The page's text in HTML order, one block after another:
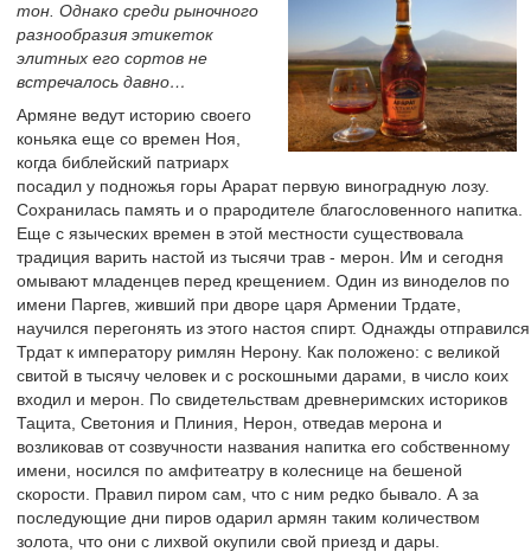
тон. Однако среди рыночного
разнообразия этикеток
элитных его сортов не
встречалось давно…
Армяне ведут историю своего
коньяка еще со времен Ноя,
когда библейский патриарх
посадил у подножья горы Арарат первую виноградную лозу.
Сохранилась память и о прародителе благословенного напитка.
Еще с языческих времен в этой местности существовала
традиция варить настой из тысячи трав - мерон. Им и сегодня
омывают младенцев перед крещением. Один из виноделов по
имени Паргев, живший при дворе царя Армении Трдате,
научился перегонять из этого настоя спирт. Однажды отправился
Трдат к императору римлян Нерону. Как положено: с великой
свитой в тысячу человек и с роскошными дарами, в число коих
входил и мерон. По свидетельствам древнеримских историков
Тацита, Светония и Плиния, Нерон, отведав мерона и
возликовав от созвучности названия напитка его собственному
имени, носился по амфитеатру в колеснице на бешеной
скорости. Правил пиром сам, что с ним редко бывало. А за
последующие дни пиров одарил армян таким количеством
золота, что они с лихвой окупили свой приезд и дары.